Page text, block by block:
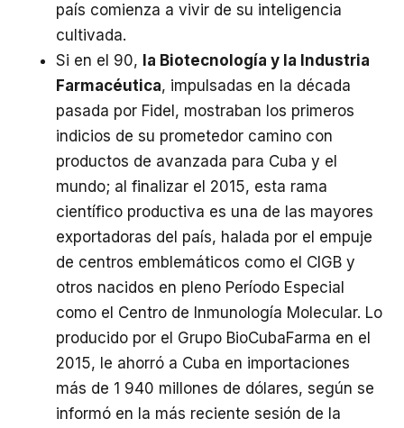
país comienza a vivir de su inteligencia
cultivada.
Si en el 90, la Biotecnología y la Industria
Farmacéutica, impulsadas en la década
pasada por Fidel, mostraban los primeros
indicios de su prometedor camino con
productos de avanzada para Cuba y el
mundo; al finalizar el 2015, esta rama
científico productiva es una de las mayores
exportadoras del país, halada por el empuje
de centros emblemáticos como el CIGB y
otros nacidos en pleno Período Especial
como el Centro de Inmunología Molecular. Lo
producido por el Grupo BioCubaFarma en el
2015, le ahorró a Cuba en importaciones
más de 1 940 millones de dólares, según se
informó en la más reciente sesión de la